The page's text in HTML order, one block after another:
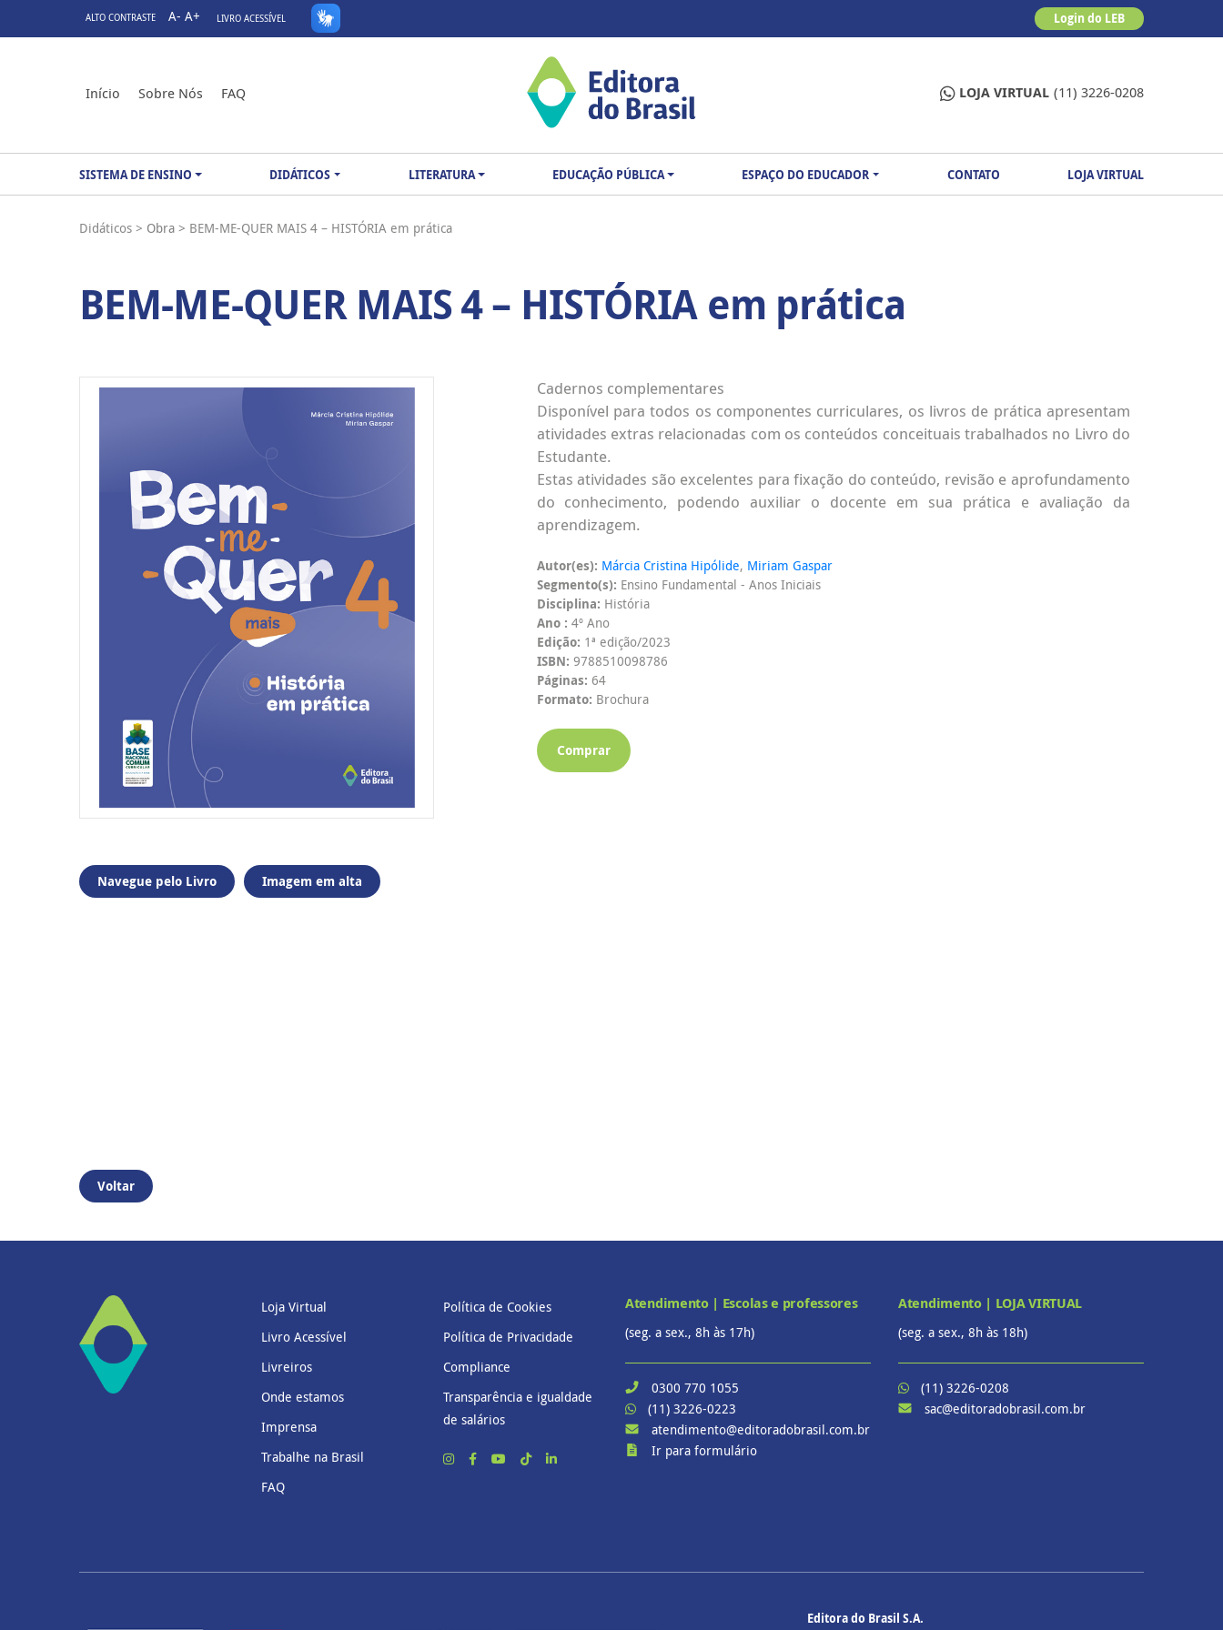
ALTO CONTRASTE A- A+ LIVRO ACESSÍVEL Login do LEB
Início Sobre Nós FAQ LOJA VIRTUAL (11) 3226-0208
SISTEMA DE ENSINO DIDÁTICOS LITERATURA EDUCAÇÃO PÚBLICA ESPAÇO DO EDUCADOR CONTATO LOJA VIRTUAL
Didáticos > Obra > BEM-ME-QUER MAIS 4 – HISTÓRIA em prática
BEM-ME-QUER MAIS 4 – HISTÓRIA em prática
Navegue pelo Livro Imagem em alta
Cadernos complementares
Disponível para todos os componentes curriculares, os livros de prática apresentam
atividades extras relacionadas com os conteúdos conceituais trabalhados no Livro do
Estudante.
Estas atividades são excelentes para fixação do conteúdo, revisão e aprofundamento
do conhecimento, podendo auxiliar o docente em sua prática e avaliação da
aprendizagem.
Autor(es): Márcia Cristina Hipólide, Miriam Gaspar
Segmento(s): Ensino Fundamental - Anos Iniciais
Disciplina: História
Ano : 4º Ano
Edição: 1ª edição/2023
ISBN: 9788510098786
Páginas: 64
Formato: Brochura
Comprar
Voltar
Loja Virtual
Livro Acessível
Livreiros
Onde estamos
Imprensa
Trabalhe na Brasil
FAQ
Política de Cookies
Política de Privacidade
Compliance
Transparência e igualdade
de salários
Atendimento | Escolas e professores
(seg. a sex., 8h às 17h)
0300 770 1055
(11) 3226-0223
atendimento@editoradobrasil.com.br
Ir para formulário
Atendimento | LOJA VIRTUAL
(seg. a sex., 8h às 18h)
(11) 3226-0208
sac@editoradobrasil.com.br
Editora do Brasil S.A.